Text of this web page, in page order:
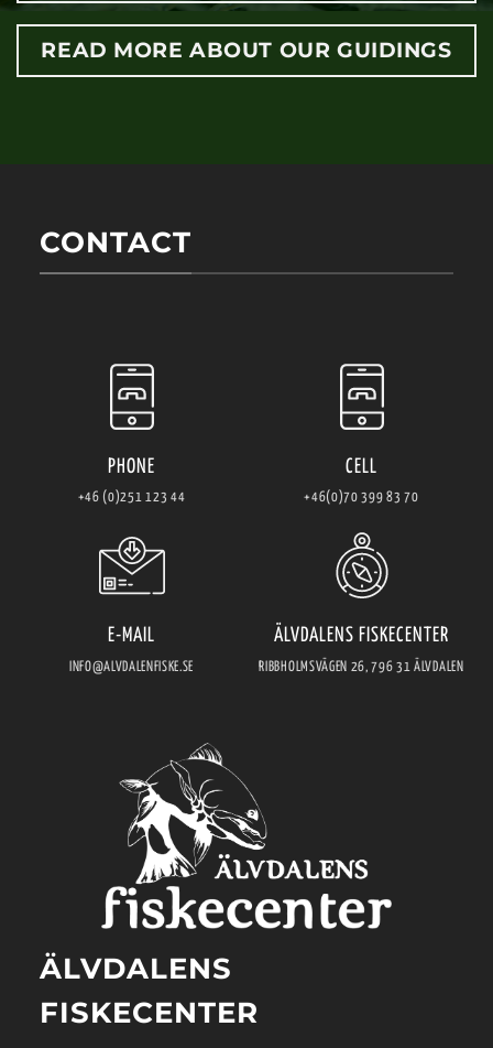
READ MORE ABOUT OUR GUIDINGS
CONTACT
PHONE
+46 (0)251 123 44
CELL
+46(0)70 399 83 70
E-MAIL
INFO@ALVDALENFISKE.SE
ÄLVDALENS FISKECENTER
RIBBHOLMSVÄGEN 26, 796 31 ÄLVDALEN
ÄLVDALENS
FISKECENTER